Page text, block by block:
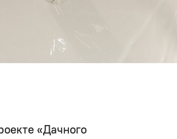
«Дачного